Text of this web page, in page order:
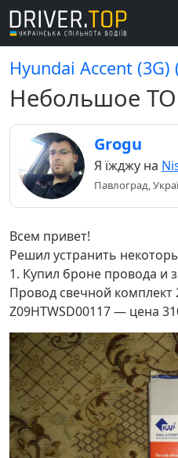
Hyundai Accent (3G)
Небольшое ТО
Grogu
Я їжджу на
Павлоград,
Всем привет!
Решил устранить
1. Купил броне провода и
Провод свечной комплект
Z09HTWSD00117 — цена